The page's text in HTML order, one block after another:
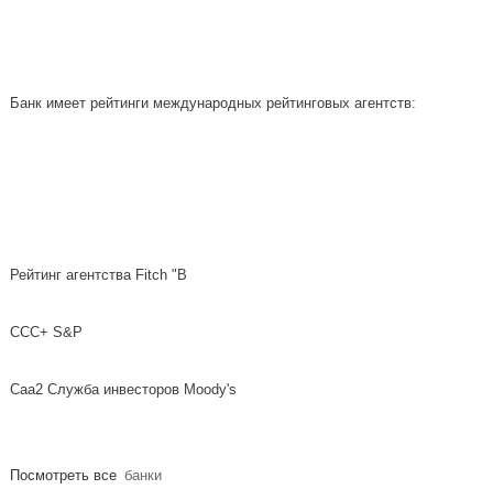
Банк имеет рейтинги международных рейтинговых агентств:
Рейтинг агентства Fitch "B
ССС+ S&P
Caa2 Служба инвесторов Moody's
Посмотреть все банки